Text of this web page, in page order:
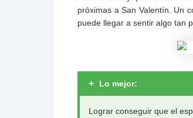
próximas a San Valentín. Un
puede llegar a sentir algo tan
+ Lo mejor:
Lograr conseguir que el